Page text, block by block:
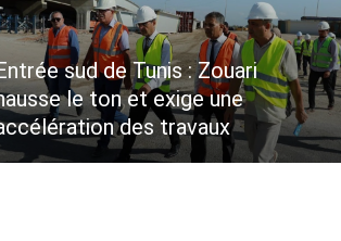
sud de Tunis : Zouari
le ton et exige une
des travaux